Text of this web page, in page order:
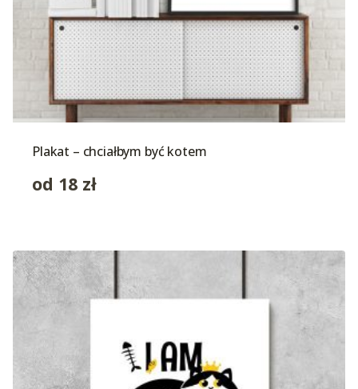
Plakat – chciałbym być kotem
od 18 zł